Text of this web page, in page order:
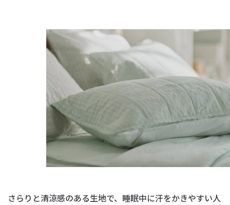
さらりと清涼感のある生地で、 睡眠中に汗をかきやすい人